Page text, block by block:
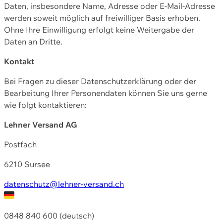
Daten, insbesondere Name, Adresse oder E-Mail-Adresse
werden soweit möglich auf freiwilliger Basis erhoben.
Ohne Ihre Einwilligung erfolgt keine Weitergabe der
Daten an Dritte.
Kontakt
Bei Fragen zu dieser Datenschutzerklärung oder der
Bearbeitung Ihrer Personendaten können Sie uns gerne
wie folgt kontaktieren:
Lehner Versand AG
Postfach
6210 Sursee
datenschutz@lehner-versand.ch
0848 840 600 (deutsch)